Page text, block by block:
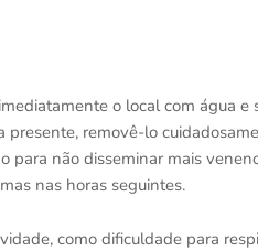
o local com água e
presente, removê-lo
para não disseminar mais
nas horas seguintes.
como dificuldade para